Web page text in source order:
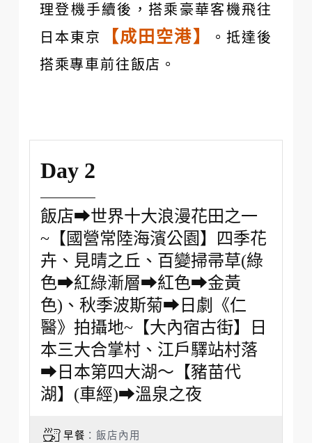
理登機手續後，搭乘豪華客機飛往
日本東京
【成田空港】
。抵達後
搭乘專車前往飯店。
Day 2
飯店➡世界十大浪漫花田之一
~【國營常陸海濱公園】四季花
卉、見晴之丘、百變掃帚草(綠
色➡紅綠漸層➡紅色➡金黃
色)、秋季波斯菊➡日劇《仁
醫》拍攝地~【大內宿古街】日
本三大合掌村、江戶驛站村落
➡日本第四大湖～【豬苗代
湖】(車經)➡溫泉之夜
早餐 ：飯店內用